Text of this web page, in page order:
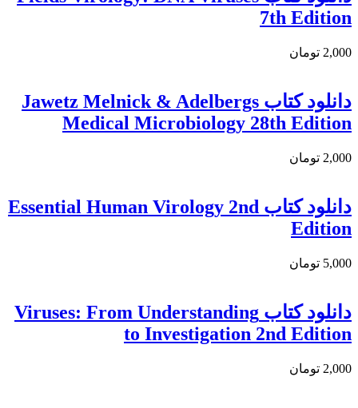
7th Edition
2,000 تومان
دانلود کتاب Jawetz Melnick & Adelbergs
Medical Microbiology 28th Edition
2,000 تومان
دانلود کتاب Essential Human Virology 2nd
Edition
5,000 تومان
دانلود كتاب Viruses: From Understanding
to Investigation 2nd Edition
2,000 تومان